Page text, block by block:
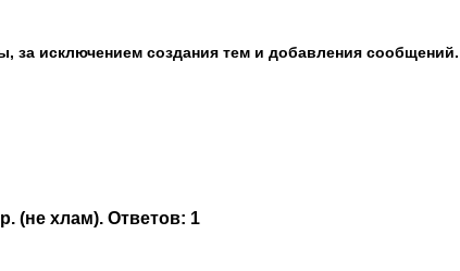
за исключением создания тем и добавления сообщений.
(не хлам). Ответов: 1